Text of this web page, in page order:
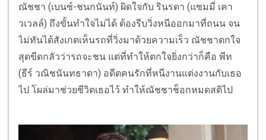
ณัชชา (เบนซ์-ชนกนันท์) ผิดใจกับ รินรดา (แซมมี่ เคา
วเวลล์) ถึงขั้นทำใจไม่ได้ ต้องรีบวิ่งหนีออกมาที่ถนน จน
ไม่ทันได้สังเกตเห็นรถที่วิ่งมาด้วยความเร็ว ณัชชาตกใจ
สุดขีดกลัวว่ารถจะชน แต่ที่ทำให้ตกใจยิ่งกว่าก็คือ พีท
(ธีร์ วณิชนันทธาดา) อดีตคนรักที่หนีงานแต่งงานกับเธอ
ไป โผล่มาช่วยชีวิตเธอไว้ ทำให้ณัชชาช็อกหมดสติไป